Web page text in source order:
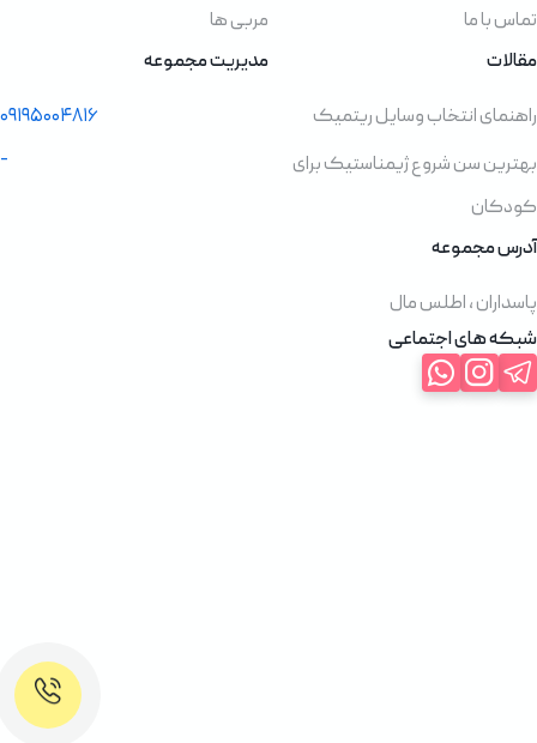
تماس با ما
مربی ها
مقالات
راهنمای انتخاب وسایل ریتمیک
بهترین سن شروع ژیمناستیک برای
کودکان
مدیریت مجموعه
۰۹۱۹۵۰۰۴۸۱۶
-
آدرس مجموعه
پاسداران ، اطلس مال
شبکه های اجتماعی